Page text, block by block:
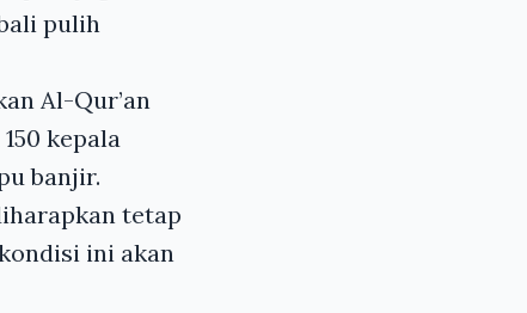
pulih
Al-Qur’an
kepala
banjir.
tetap
ini akan